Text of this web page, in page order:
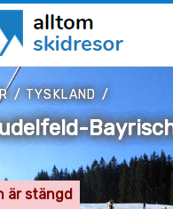
/TYSKLAND /
är stängd